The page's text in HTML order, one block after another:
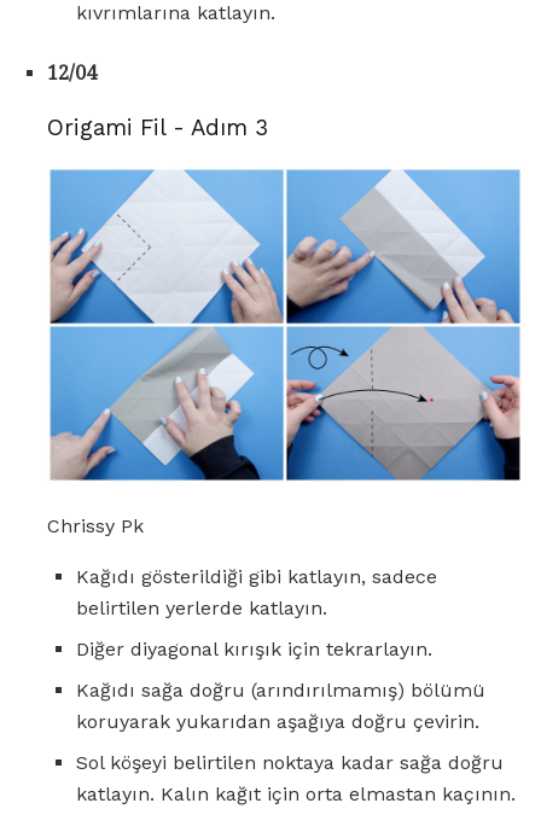
kıvrımlarına katlayın.
12/04
Origami Fil - Adım 3
Chrissy Pk
Kağıdı gösterildiği gibi katlayın, sadece
belirtilen yerlerde katlayın.
Diğer diyagonal kırışık için tekrarlayın.
Kağıdı sağa doğru (arındırılmamış) bölümü
koruyarak yukarıdan aşağıya doğru çevirin.
Sol köşeyi belirtilen noktaya kadar sağa doğru
katlayın. Kalın kağıt için orta elmastan kaçının.